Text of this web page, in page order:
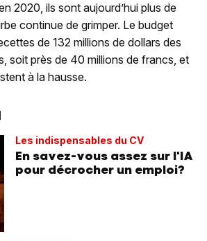
2020, ils sont aujourd’hui plus de
continue de grimper. Le budget
de 132 millions de dollars des
soit près de 40 millions de francs, et
à la hausse.
Les indispensables du CV
En savez-vous assez sur l'IA
pour décrocher un emploi?